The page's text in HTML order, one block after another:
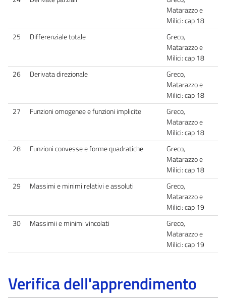
Matarazzo e
Milici: cap 18
25
Differenziale totale
Greco,
Matarazzo e
Milici: cap 18
26
Derivata direzionale
Greco,
Matarazzo e
Milici: cap 18
27
Funzioni omogenee e funzioni implicite
Greco,
Matarazzo e
Milici: cap 18
28
Funzioni convesse e forme quadratiche
Greco,
Matarazzo e
Milici: cap 18
29
Massimi e minimi relativi e assoluti
Greco,
Matarazzo e
Milici: cap 19
30
Massimii e minimi vincolati
Greco,
Matarazzo e
Milici: cap 19
Verifica dell'apprendimento